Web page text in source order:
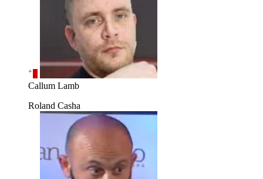
Callum Lamb
Roland Casha